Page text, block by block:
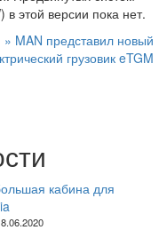
этой версии пока нет.
» MAN представил новый
грузовик eTGM
кабина для